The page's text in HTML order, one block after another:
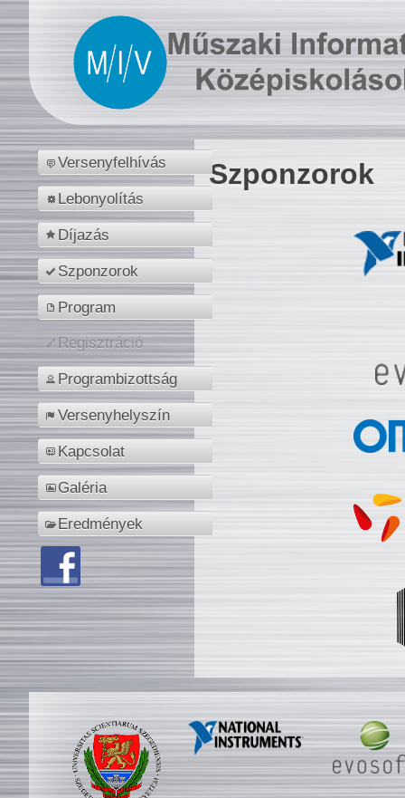
Versenyfelhívás
Lebonyolítás
Díjazás
Szponzorok
Program
Regisztráció
Programbizottság
Versenyhelyszín
Kapcsolat
Galéria
Eredmények
Szponzorok